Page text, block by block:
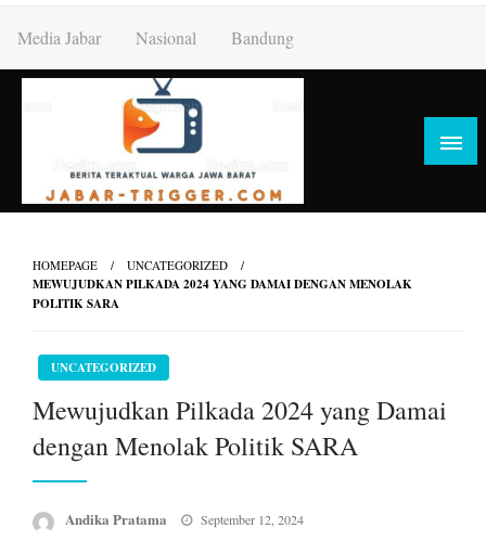
content
Media Jabar Nasional Bandung
HOMEPAGE UNCATEGORIZED
MEWUJUDKAN PILKADA 2024 YANG DAMAI DENGAN MENOLAK
POLITIK SARA
UNCATEGORIZED
Mewujudkan Pilkada 2024 yang Damai
dengan Menolak Politik SARA
Andika Pratama
Posted
September 12, 2024